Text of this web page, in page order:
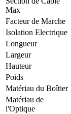
Max
Facteur de Marche
Isolation Electrique
Longueur
Largeur
Hauteur
Poids
Matériau du Boîtier
Matériau de
l'Optique